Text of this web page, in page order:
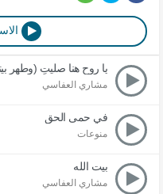
يا روح هنا صليتِ (وطهر
مشاري العفاسي
في حمى الحق
منوعات
بيت الله
مشاري العفاسي